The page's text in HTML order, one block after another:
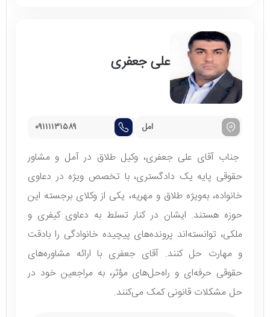
علی جعفری
امل ۰۹۱۱۱۱۳۱۵۸۹
جناب آقای علی جعفری، وکیل طلاق در آمل و مشاور
حقوقی پایه یک دادگستری، با تخصص ویژه در دعاوی
خانواده، به‌ویژه طلاق و مهریه، یکی از وکلای برجسته این
حوزه هستند. ایشان در کنار تسلط به دعاوی کیفری و
ملکی، توانسته‌اند پرونده‌های پیچیده خانوادگی را بادقت
و مهارت حل کنند. آقای جعفری با ارائه مشاوره‌های
حقوقی حرفه‌ای و راه‌حل‌های مؤثر، به مراجعین خود در
حل مشکلات قانونی کمک می‌کنند.